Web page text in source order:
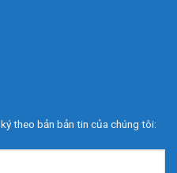
theo bản bản tin của chúng tôi: